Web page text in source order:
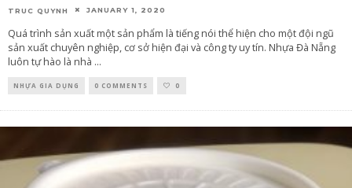
TRUC QUYNH JANUARY 1, 2020
Quá trình sản xuất một sản phẩm là tiếng nói thể hiện cho một đội ngũ
sản xuất chuyên nghiệp, cơ sở hiện đại và công ty uy tín. Nhựa Đà Nẵng
luôn tự hào là nhà ...
NHỰA GIA DỤNG 0 COMMENTS 0